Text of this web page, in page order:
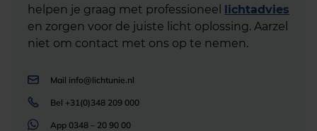
helpen je graag met professioneel lichtadvies
en zorgen voor de juiste licht oplossing. Aarzel
niet om contact met ons op te nemen.
Mail info@lichtunie.nl
Bel +31(0)348 209 000
App 0348 – 20 90 00